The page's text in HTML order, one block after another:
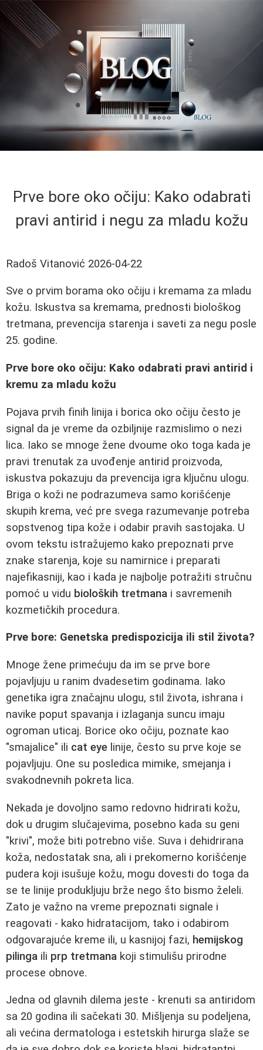
Prve bore oko očiju: Kako odabrati
pravi antirid i negu za mladu kožu
Radoš Vitanović 2026-04-22
Sve o prvim borama oko očiju i kremama za mladu
kožu. Iskustva sa kremama, prednosti biološkog
tretmana, prevencija starenja i saveti za negu posle
25. godine.
Prve bore oko očiju: Kako odabrati pravi antirid i
kremu za mladu kožu
Pojava prvih finih linija i borica oko očiju često je
signal da je vreme da ozbiljnije razmislimo o nezi
lica. Iako se mnoge žene dvoume oko toga kada je
pravi trenutak za uvođenje antirid proizvoda,
iskustva pokazuju da prevencija igra ključnu ulogu.
Briga o koži ne podrazumeva samo korišćenje
skupih krema, već pre svega razumevanje potreba
sopstvenog tipa kože i odabir pravih sastojaka. U
ovom tekstu istražujemo kako prepoznati prve
znake starenja, koje su namirnice i preparati
najefikasniji, kao i kada je najbolje potražiti stručnu
pomoć u vidu bioloških tretmana i savremenih
kozmetičkih procedura.
Prve bore: Genetska predispozicija ili stil života?
Mnoge žene primećuju da im se prve bore
pojavljuju u ranim dvadesetim godinama. Iako
genetika igra značajnu ulogu, stil života, ishrana i
navike poput spavanja i izlaganja suncu imaju
ogroman uticaj. Borice oko očiju, poznate kao
"smajalice" ili cat eye linije, često su prve koje se
pojavljuju. One su posledica mimike, smejanja i
svakodnevnih pokreta lica.
Nekada je dovoljno samo redovno hidrirati kožu,
dok u drugim slučajevima, posebno kada su geni
"krivi", može biti potrebno više. Suva i dehidrirana
koža, nedostatak sna, ali i prekomerno korišćenje
pudera koji isušuje kožu, mogu dovesti do toga da
se te linije produkljuju brže nego što bismo želeli.
Zato je važno na vreme prepoznati signale i
reagovati - kako hidratacijom, tako i odabirom
odgovarajuće kreme ili, u kasnijoj fazi, hemijskog
pilinga ili prp tretmana koji stimulišu prirodne
procese obnove.
Jedna od glavnih dilema jeste - krenuti sa antiridom
sa 20 godina ili sačekati 30. Mišljenja su podeljena,
ali većina dermatologa i estetskih hirurga slaže se